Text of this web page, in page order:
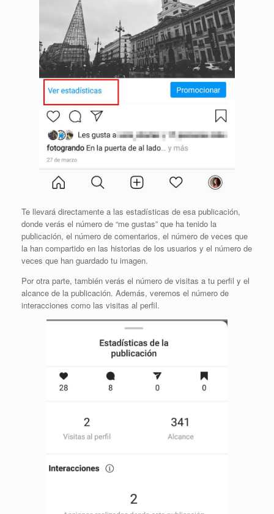
Te llevará directamente a las estadísticas de esa publicación,
donde verás el número de “me gustas” que ha tenido la
publicación, el número de comentarios, el número de veces que
la han compartido en las historias de los usuarios y el número de
veces que han guardado tu imagen.
Por otra parte, también verás el número de visitas a tu perfil y el
alcance de la publicación. Además, veremos el número de
interacciones como las visitas al perfil.